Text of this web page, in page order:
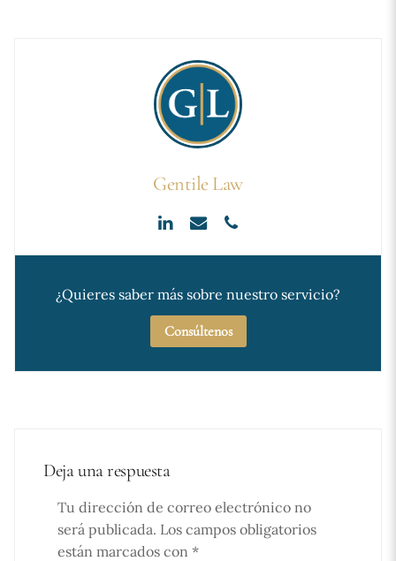
Gentile Law
¿Quieres saber más sobre nuestro servicio?
Consúltenos
Deja una respuesta
Tu dirección de correo electrónico no
será publicada. Los campos obligatorios
están marcados con *